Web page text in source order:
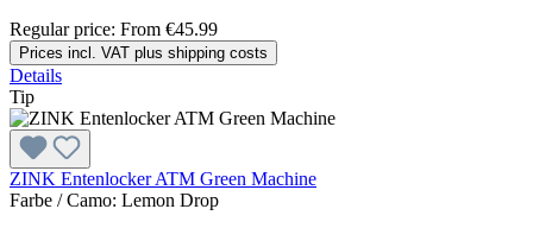
Regular price: From €45.99
Prices incl. VAT plus shipping costs
Details
Tip
ZINK Entenlocker ATM Green Machine
Farbe / Camo: Lemon Drop